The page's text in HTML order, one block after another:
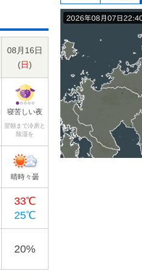
08月16日
(日)
寝苦しい夜
翌朝まで冷房と
除湿を
晴時々曇
33℃
25℃
20%